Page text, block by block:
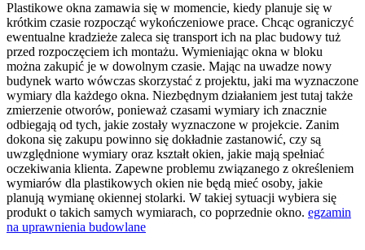
Plastikowe okna zamawia się w momencie, kiedy planuje się w
krótkim czasie rozpocząć wykończeniowe prace. Chcąc ograniczyć
ewentualne kradzieże zaleca się transport ich na plac budowy tuż
przed rozpoczęciem ich montażu. Wymieniając okna w bloku
można zakupić je w dowolnym czasie. Mając na uwadze nowy
budynek warto wówczas skorzystać z projektu, jaki ma wyznaczone
wymiary dla każdego okna. Niezbędnym działaniem jest tutaj także
zmierzenie otworów, ponieważ czasami wymiary ich znacznie
odbiegają od tych, jakie zostały wyznaczone w projekcie. Zanim
dokona się zakupu powinno się dokładnie zastanowić, czy są
uwzględnione wymiary oraz kształt okien, jakie mają spełniać
oczekiwania klienta. Zapewne problemu związanego z określeniem
wymiarów dla plastikowych okien nie będą mieć osoby, jakie
planują wymianę okiennej stolarki. W takiej sytuacji wybiera się
produkt o takich samych wymiarach, co poprzednie okno. egzamin
na uprawnienia budowlane